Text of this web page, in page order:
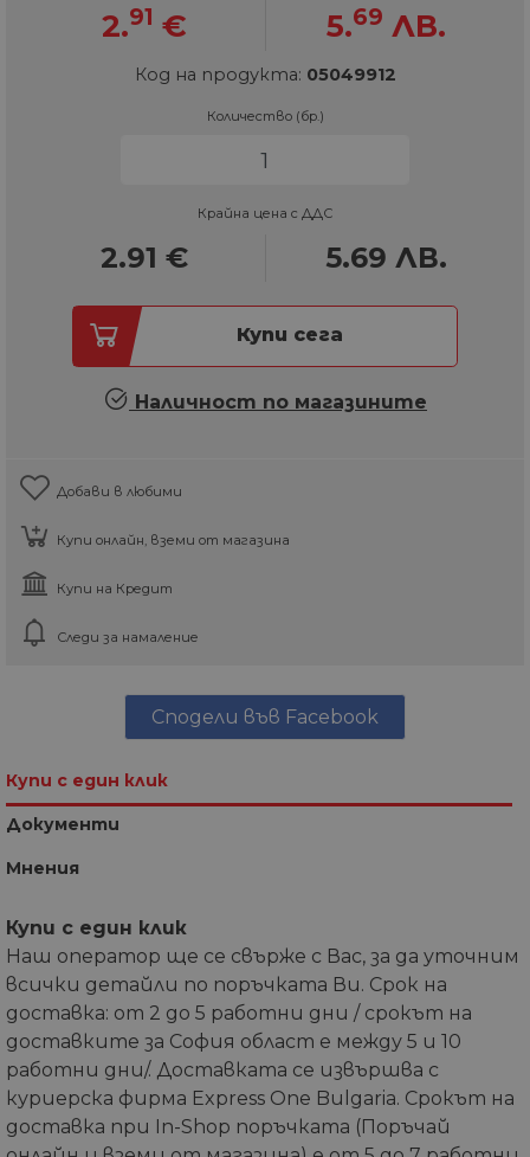
2.91 € 5.69 ЛВ.
Код на продукта: 05049912
Количество (бр.)
Крайна цена с ДДС
2.91 € 5.69 ЛВ.
Купи сега
Наличност по магазините
Добави в любими
Купи онлайн, вземи от магазина
Купи на Кредит
Следи за намаление
Сподели във Facebook
Купи с един клик
Документи
Мнения
Купи с един клик
Наш оператор ще се свърже с Вас, за да уточним
всички детайли по поръчката Ви. Срок на
доставка: от 2 до 5 работни дни / срокът на
доставките за София област е между 5 и 10
работни дни/. Доставката се извършва с
куриерска фирма Express One Bulgaria. Срокът на
доставка при In-Shop поръчката (Поръчай